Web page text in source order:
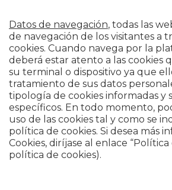
Datos de navegación, todas las
de navegación de los visitantes a
cookies. Cuando navega por la
deberá estar atento a las cookies
su terminal o dispositivo ya que
tratamiento de sus datos
tipología de cookies informadas y
específicos. En todo momento,
uso de las cookies tal y como se
política de cookies. Si desea más
Cookies, diríjase al enlace “Política
política de cookies).